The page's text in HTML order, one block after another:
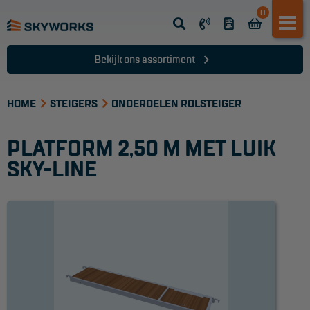
0
Opsteek ladder
Schuifladder
Telescopische ladder
Ladder accessoires
Dubbele trap
Bekijk ons assortiment
HOME STEIGERS ONDERDELEN ROLSTEIGER
PLATFORM 2,50 M MET LUIK
SKY-LINE